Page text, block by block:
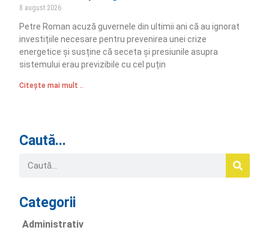
8 august 2026
Petre Roman acuză guvernele din ultimii ani că au ignorat
investițiile necesare pentru prevenirea unei crize
energetice și susține că seceta și presiunile asupra
sistemului erau previzibile cu cel puțin
Citește mai mult ..
Caută...
Categorii
Administrativ